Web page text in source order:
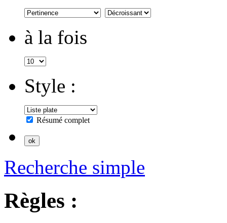
à la fois
Style :
Résumé complet
Recherche simple
Règles :